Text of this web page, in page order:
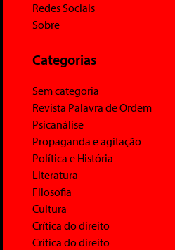
Redes Sociais
Sobre
Categorias
Sem categoria
Revista Palavra de Ordem
Psicanálise
Propaganda e agitação
Política e História
Literatura
Filosofia
Cultura
Crítica do direito
Crítica do direito